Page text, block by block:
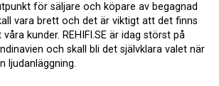
för säljare och köpare av begagnad
vara brett och det är viktigt att det finns
kunder. REHIFI.SE är idag störst på
och skall bli det självklara valet när
ljudanläggning.